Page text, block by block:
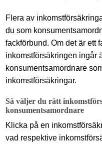
Flera av
du som
fackförbund. Om det är ett
inkomstförsäkringen ingår
konsumentsamordnare
inkomstförsäkringar.
Så väljer du rätt
konsumentsamordnare
Klicka på en
vad respektive